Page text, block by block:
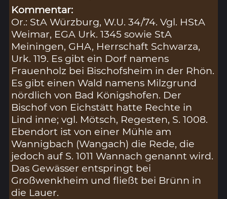
Kommentar:
Or.: StA Würzburg, W.U. 34/74. Vgl. HStA
Weimar, EGA Urk. 1345 sowie StA
Meiningen, GHA, Herrschaft Schwarza,
Urk. 119. Es gibt ein Dorf namens
Frauenholz bei Bischofsheim in der Rhön.
Es gibt einen Wald namens Milzgrund
nördlich von Bad Königshofen. Der
Bischof von Eichstätt hatte Rechte in
Lind inne; vgl. Mötsch, Regesten, S. 1008.
Ebendort ist von einer Mühle am
Wannigbach (Wangach) die Rede, die
jedoch auf S. 1011 Wannach genannt wird.
Das Gewässer entspringt bei
Großwenkheim und fließt bei Brünn in
die Lauer.